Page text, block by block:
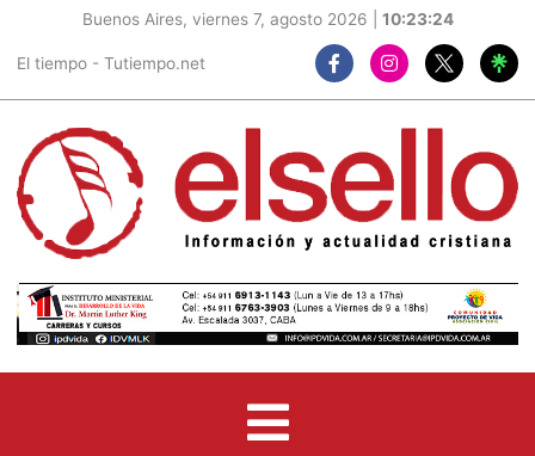
Buenos Aires, viernes 7, agosto 2026 | 10:23:25
El tiempo - Tutiempo.net
F
a
o
-
I
n
r
a
m